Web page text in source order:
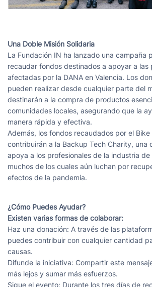
Una Doble Misión Solidaria
La Fundación IN ha lanzado una campaña
recaudar fondos destinados a apoyar a las
afectadas por la DANA en Valencia. Los
pueden realizar desde cualquier parte del
destinarán a la compra de productos
comunidades locales, asegurando que la
manera rápida y efectiva.
Además, los fondos recaudados por el Bike
contribuirán a la Backup Tech Charity, una
apoya a los profesionales de la industria
muchos de los cuales aún luchan por
efectos de la pandemia.
¿Cómo Puedes Ayudar?
Existen varias formas de colaborar:
Haz una donación: A través de las
puedes contribuir con cualquier cantidad
causas.
Difunde la iniciativa: Compartir este
más lejos y sumar más esfuerzos.
Sigue el evento: Durante los tres días de